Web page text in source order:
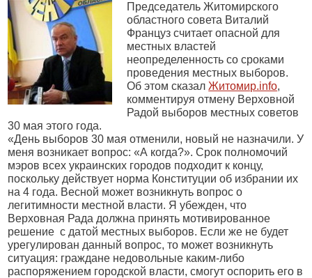
Председатель Житомирского
областного совета Виталий
Француз считает опасной для
местных властей
неопределенность со сроками
проведения местных выборов.
Об этом сказалЖитомир.info,
комментируя отмену Верховной
Радой выборов местных советов
30 мая этого года.
«День выборов 30 мая отменили, новый не назначили. У
меня возникает вопрос: «А когда?». Срок полномочий
мэров всех украинских городов подходит к концу,
поскольку действует норма Конституции об избрании их
на 4 года. Весной может возникнуть вопрос о
легитимности местной власти. Я убежден, что
Верховная Рада должна принять мотивированное
решение с датой местных выборов. Если же не будет
урегулирован данный вопрос, то может возникнуть
ситуация: граждане недовольные каким-либо
распоряжением городской власти, смогут оспорить его в